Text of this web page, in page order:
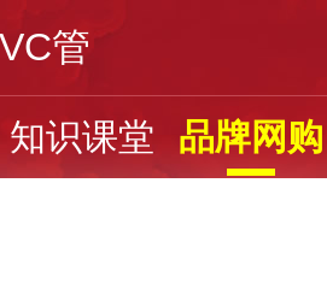
管
知识课堂 品牌网购